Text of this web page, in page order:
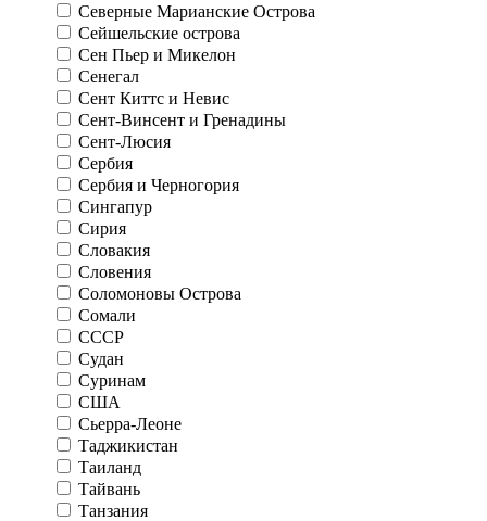
Северные Марианские Острова
Сейшельские острова
Сен Пьер и Микелон
Сенегал
Сент Киттс и Невис
Сент-Винсент и Гренадины
Сент-Люсия
Сербия
Сербия и Черногория
Сингапур
Сирия
Словакия
Словения
Соломоновы Острова
Сомали
СССР
Судан
Суринам
США
Сьерра-Леоне
Таджикистан
Таиланд
Тайвань
Танзания